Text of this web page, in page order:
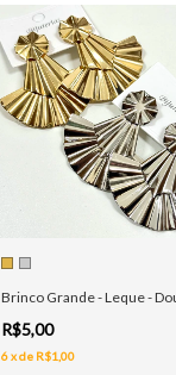
Brinco Grande - Leque -
R$5,00
6xde R$1,00